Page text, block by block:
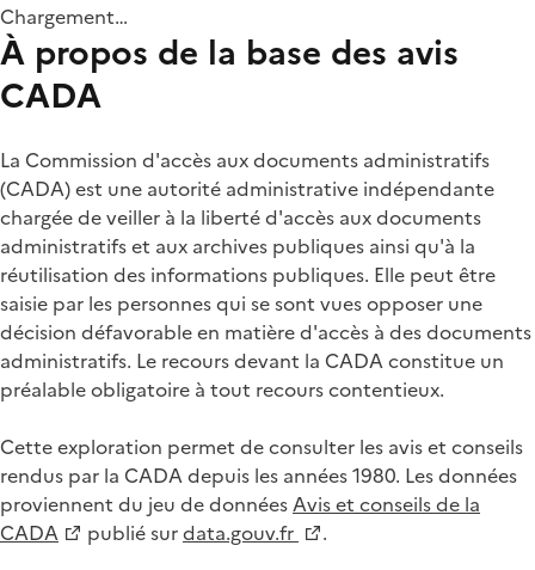
Chargement…
À propos de la base des avis
CADA
La Commission d'accès aux documents administratifs
(CADA) est une autorité administrative indépendante
chargée de veiller à la liberté d'accès aux documents
administratifs et aux archives publiques ainsi qu'à la
réutilisation des informations publiques. Elle peut être
saisie par les personnes qui se sont vues opposer une
décision défavorable en matière d'accès à des documents
administratifs. Le recours devant la CADA constitue un
préalable obligatoire à tout recours contentieux.
Cette exploration permet de consulter les avis et conseils
rendus par la CADA depuis les années 1980. Les données
proviennent du jeu de donnéesAvis et conseils de la
CADA
publié surdata.gouv.fr .